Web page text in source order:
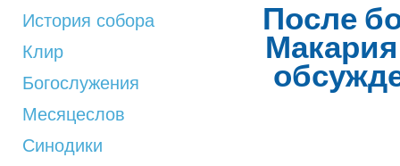
История собора
Клир
Богослужения
Месяцеслов
Синодики
После